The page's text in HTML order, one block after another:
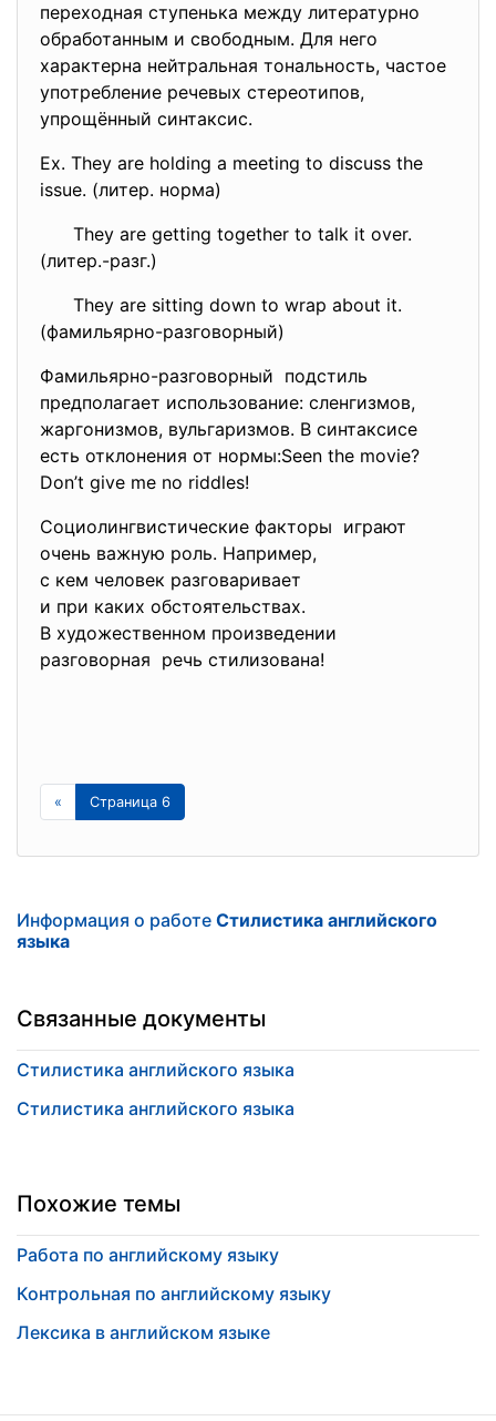
переходная ступенька между литературно
обработанным и свободным. Для него
характерна нейтральная тональность, частое
употребление речевых стереотипов,
упрощённый синтаксис.
Ex. They are holding a meeting to discuss the
issue. (литер. норма)
They are getting together to talk it over.
(литер.-разг.)
They are sitting down to wrap about it.
(фамильярно-разговорный)
Фамильярно-разговорный подстиль
предполагает использование: сленгизмов,
жаргонизмов, вульгаризмов. В синтаксисе
есть отклонения от нормы:Seen the movie?
Don’t give me no riddles!
Социолингвистические факторы играют
очень важную роль. Например,
с кем человек разговаривает
и при каких обстоятельствах.
В художественном произведении
разговорная речь стилизована!
« Страница 6
Информация о работе Стилистика английского
языка
Связанные документы
Стилистика английского языка
Стилистика английского языка
Похожие темы
Работа по английскому языку
Контрольная по английскому языку
Лексика в английском языке